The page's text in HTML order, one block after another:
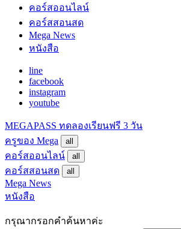
คอร์สออนไลน์
คอร์สสอนสด
Mega News
หนังสือ
line
facebook
instagram
youtube
MEGAPASS ทดลองเรียนฟรี 3 วัน
ครูของ Mega
all
คอร์สออนไลน์ all
คอร์สสอนสด all
Mega News
หนังสือ
กรุณากรอกคำค้นหาค่ะ